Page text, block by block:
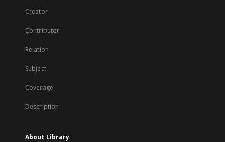
Creator
Contributor
Relation
Subject
Coverage
Description
About Library